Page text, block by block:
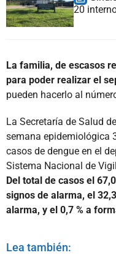
20
La familia, de escasos
para poder realizar el
pueden hacerlo al
La Secretaría de Salud
semana epidemiológica
casos de dengue en el
Sistema Nacional de
Del total de casos el
signos de alarma, el
alarma, y el 0,7 % a
Lea también: